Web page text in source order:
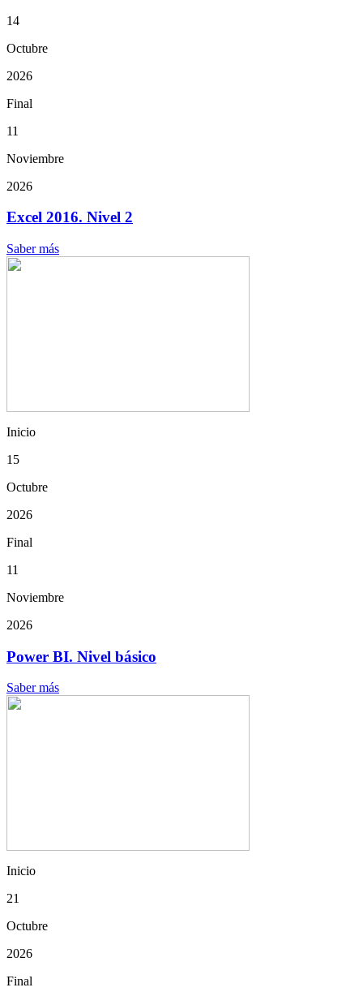
14
Octubre
2026
Final
11
Noviembre
2026
Excel 2016. Nivel 2
Saber más
Inicio
15
Octubre
2026
Final
11
Noviembre
2026
Power BI. Nivel básico
Saber más
Inicio
21
Octubre
2026
Final